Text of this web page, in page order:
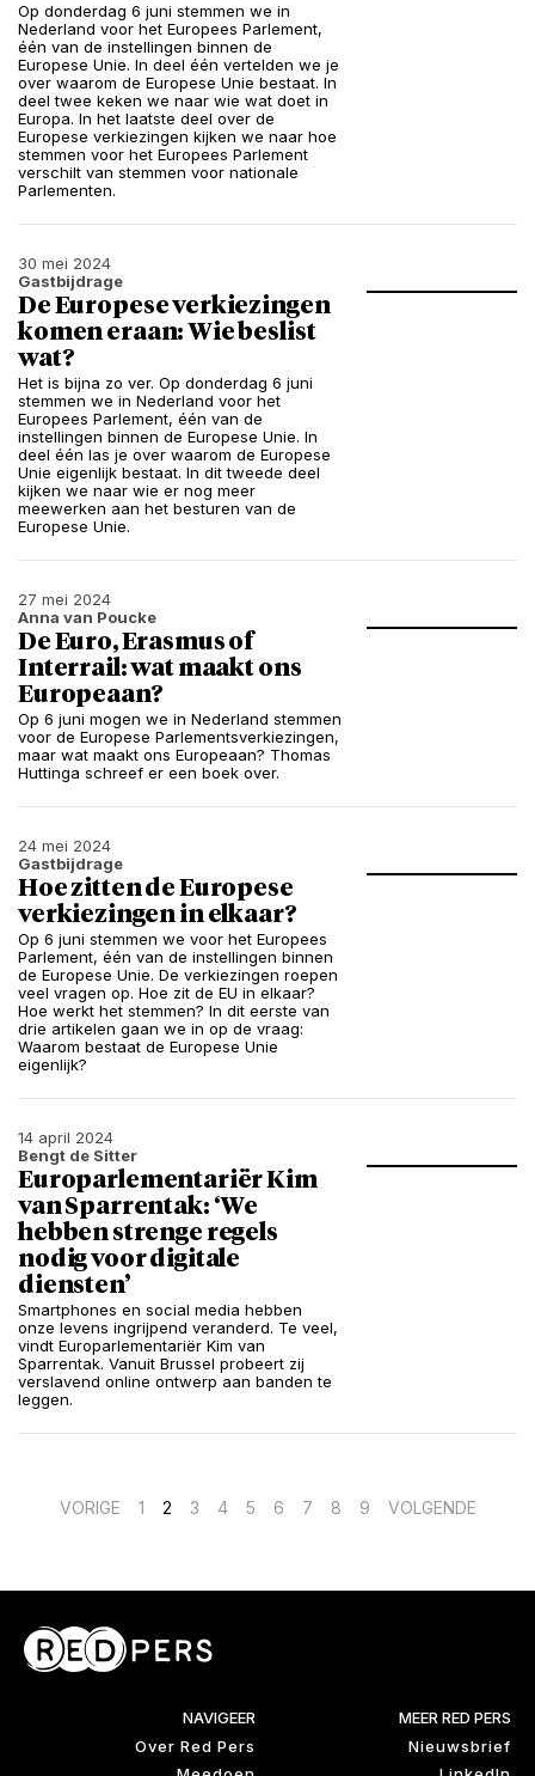
Op donderdag 6 juni stemmen we in
Nederland voor het Europees Parlement,
één van de instellingen binnen de
Europese Unie. In deel één vertelden we je
over waarom de Europese Unie bestaat. In
deel twee keken we naar wie wat doet in
Europa. In het laatste deel over de
Europese verkiezingen kijken we naar hoe
stemmen voor het Europees Parlement
verschilt van stemmen voor nationale
Parlementen.
30 mei 2024
Gastbijdrage
De Europese verkiezingen
komen eraan: Wie beslist
wat?
Het is bijna zo ver. Op donderdag 6 juni
stemmen we in Nederland voor het
Europees Parlement, één van de
instellingen binnen de Europese Unie. In
deel één las je over waarom de Europese
Unie eigenlijk bestaat. In dit tweede deel
kijken we naar wie er nog meer
meewerken aan het besturen van de
Europese Unie.
27 mei 2024
Anna van Poucke
De Euro, Erasmus of
Interrail: wat maakt ons
Europeaan?
Op 6 juni mogen we in Nederland stemmen
voor de Europese Parlementsverkiezingen,
maar wat maakt ons Europeaan? Thomas
Huttinga schreef er een boek over.
24 mei 2024
Gastbijdrage
Hoe zitten de Europese
verkiezingen in elkaar?
Op 6 juni stemmen we voor het Europees
Parlement, één van de instellingen binnen
de Europese Unie. De verkiezingen roepen
veel vragen op. Hoe zit de EU in elkaar?
Hoe werkt het stemmen? In dit eerste van
drie artikelen gaan we in op de vraag:
Waarom bestaat de Europese Unie
eigenlijk?
14 april 2024
Bengt de Sitter
Europarlementariër Kim
van Sparrentak: ‘We
hebben strenge regels
nodig voor digitale
diensten’
Smartphones en social media hebben
onze levens ingrijpend veranderd. Te veel,
vindt Europarlementariër Kim van
Sparrentak. Vanuit Brussel probeert zij
verslavend online ontwerp aan banden te
leggen.
Berichten
VORIGE 1 2 3 4 5 6 7 8 9 VOLGENDE
NAVIGEER
Over Red Pers
MEER RED PERS
Nieuwsbrief